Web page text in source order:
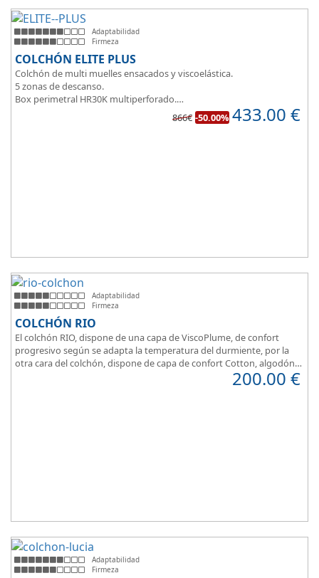
Adaptabilidad
Firmeza
COLCHÓN ELITE PLUS
Colchón de multi muelles ensacados y viscoelástica.
5 zonas de descanso.
Box perimetral HR30K multiperforado.
Para personas que buscan la comodidad y confort a la hora de
866€ -50.00% 433.00 €
Adaptabilidad
Firmeza
COLCHÓN RIO
El colchón RIO, dispone de una capa de ViscoPlume, de confort
progresivo según se adapta la temperatura del durmiente, por la
otra cara del colchón, dispone de capa de confort Cotton, algodón
100% que brinda una sensación de confort inmediata.200.00 €
Adaptabilidad
Firmeza